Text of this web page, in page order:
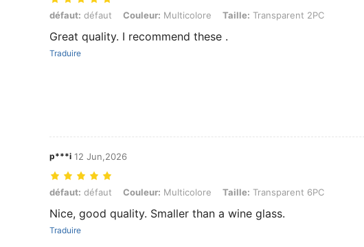
défaut: défaut, Couleur: Multicolore, Taille: Transparent 2PC
défaut: défaut Couleur: Multicolore Taille: Transparent 2PC
Great quality. I recommend these .
Traduire
p***i 12 Jun,2026
défaut: défaut, Couleur: Multicolore, Taille: Transparent 6PC
défaut: défaut Couleur: Multicolore Taille: Transparent 6PC
Nice, good quality. Smaller than a wine glass.
Traduire